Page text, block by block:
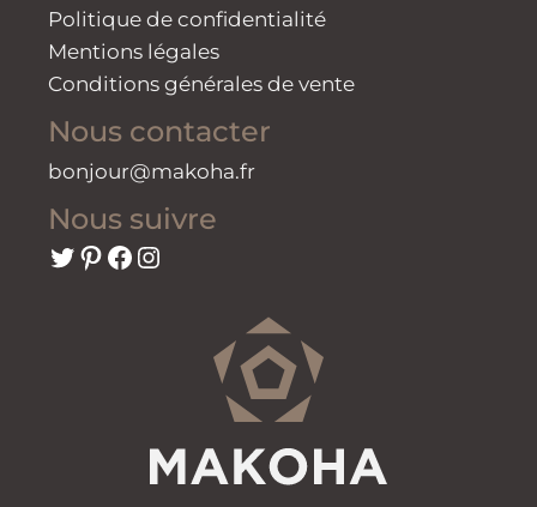
Politique de confidentialité
Mentions légales
Conditions générales de vente
Nous contacter
bonjour@makoha.fr
Nous suivre
Twitter
Pinterest
Facebook
Instagram